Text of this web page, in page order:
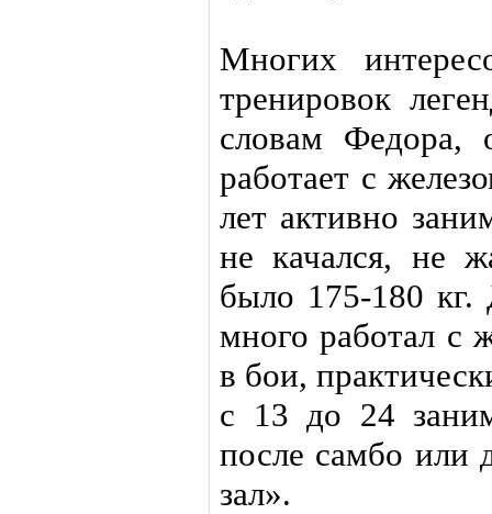
Многих
тренировок
словам Федора,
работает с
лет активно
не качался, не
было 175-180
много работал с
в бои,
с 13 до 24
после самбо или
зал».